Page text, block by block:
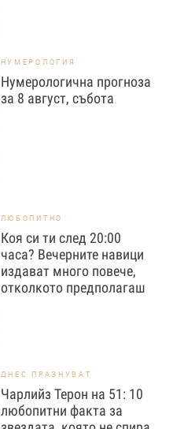
НУМЕРОЛОГИЯ
Нумерологична прогноза
за 8 август, събота
ЛЮБОПИТНО
Коя си ти след 20:00
часа? Вечерните навици
издават много повече,
отколкото предполагаш
ДНЕС ПРАЗНУВАТ
Чарлийз Терон на 51: 10
любопитни факта за